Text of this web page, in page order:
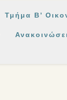
Τμήμα Β’